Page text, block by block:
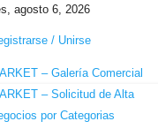
agosto 6, 2026
/ Unirse
– Galería Comercial
– Solicitud de Alta
por Categorias